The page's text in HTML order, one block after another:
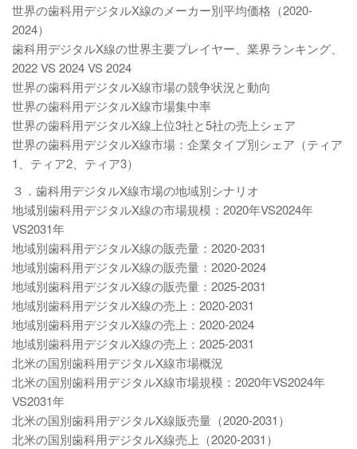
世界の歯科用デジタルX線のメーカー別平均価格（2020-
2024）
歯科用デジタルX線の世界主要プレイヤー、業界ランキング、
2022 VS 2024 VS 2024
世界の歯科用デジタルX線市場の競争状況と動向
世界の歯科用デジタルX線市場集中率
世界の歯科用デジタルX線上位3社と5社の売上シェア
世界の歯科用デジタルX線市場：企業タイプ別シェア（ティア
1、ティア2、ティア3）
３．歯科用デジタルX線市場の地域別シナリオ
地域別歯科用デジタルX線の市場規模：2020年VS2024年
VS2031年
地域別歯科用デジタルX線の販売量：2020-2031
地域別歯科用デジタルX線の販売量：2020-2024
地域別歯科用デジタルX線の販売量：2025-2031
地域別歯科用デジタルX線の売上：2020-2031
地域別歯科用デジタルX線の売上：2020-2024
地域別歯科用デジタルX線の売上：2025-2031
北米の国別歯科用デジタルX線市場概況
北米の国別歯科用デジタルX線市場規模：2020年VS2024年
VS2031年
北米の国別歯科用デジタルX線販売量（2020-2031）
北米の国別歯科用デジタルX線売上（2020-2031）